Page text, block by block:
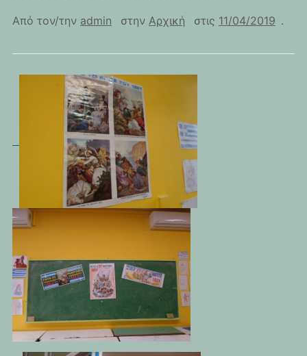
Από τον/την admin στην Αρχική στις 11/04/2019 .